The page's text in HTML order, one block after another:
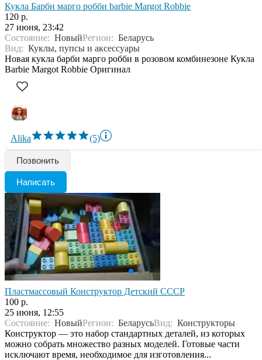
Кукла Барби марго робби barbie Margot Robbie
120 р.
27 июня, 23:42
Состояние: НовыйРегион: Беларусь
Вид: Куклы, пупсы и аксессуары
Новая кукла барби марго робби в розовом комбинезоне Кукла
Barbie Margot Robbie Оригинал
Alika (5)
Позвонить
Написать
Пластмассовый Конструктор Детский СССР
100 р.
25 июня, 12:55
Состояние: НовыйРегион: БеларусьВид: Конструкторы
Конструктор — это набор стандартных деталей, из которых
можно собрать множество разных моделей. Готовые части
исключают время, необходимое для изготовления...